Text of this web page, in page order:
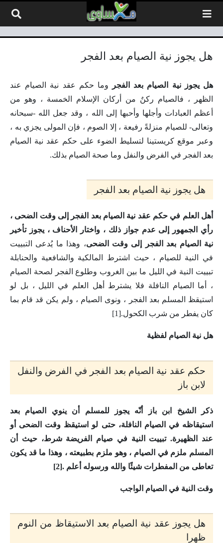
هل يجوز نية الصيام بعد الفجر
هل يجوز نية الصيام بعد الفجر
وما حكم عقد نية الصيام عند
الظهر ، فالصيام ركنٌ من أركان الإسلام الخمسة ، وهو من
أعظم العبادات وأجلها وأحبها إلى الله ، وقد جعل الله -سبحانه
وتعالى- للصيام منزلةً رفيعة ، إلا الصوم ، فإن المولى يجزي به ،
وعبر موقع كريستينا لتسليط الضوء على حكم عقد نية الصيام
بعد الفجر في الفرض والنفل وما صحة الصيام بذلك.
هل يجوز نية الصيام بعد الفجر
أهل العلم في حكم عقد نية الصيام بعد الفجر إلى وقت الضحى ،
رأي الجمهور إلى عدم جواز ذلك ، واختار الأحناف ، يجوز تأخير
نية الصيام بعد الفجر إلى وقت الضحى، وهذا ما يُدعى التبييت
في النية للصيام ، حيث اشترط المالكية والشافعية والحنابلة
تبييت النية في الليل ما بين الغروب وطلوع الفجر لصحة الصيام
، أما الصيام النافلة فلا يشترط أهل العلم في الليل ، بل لو
استيقظ المسلم بعد الفجر ، ونوى الصيام ، ولم يكن قد قام بما
كان يفطر من شرب الكحول.[1]
هل نية الصيام لفظية
حكم عقد نية الصيام بعد الفجر في الفرض والنفل
لابن باز
ذكر الشيخ ابن باز أنّه يجوز للمسلم أن ينوي الصيام بعد
استيقاظه في الصيام النافلة، حتى لو استيقظ وقت الضحى أو
عند الظهيرة.تبييت النية في صيام الفريضة شرط، حيث أن
المسلم ملزم في الصيام ، وهو ملزم بطبيعته ، وهذا ما قد يكون
تعاطى من المفطرات شيئًا والله ورسوله أعلم .[2]
وقت النية في الصيام الواجب
هل يجوز عقد نية الصيام بعد الاستيقاظ من النوم
ظهرا